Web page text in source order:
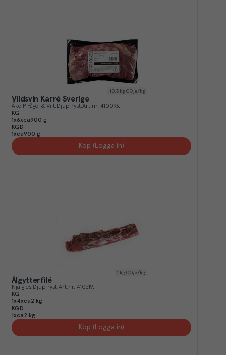
10.3 kg CO₂e/kg
Vildsvin Karré Sverige
Åke P Fågel & Vilt Djupfryst Art.nr. 410093
KG
1x6xca900 g
KGD
1xca900 g
Köp (Logga in)
1 kg CO₂e/kg
Älgytterfilé
Njalgies Djupfryst Art.nr. 410619
KG
1x4xca2 kg
KGD
1xca2 kg
Köp (Logga in)